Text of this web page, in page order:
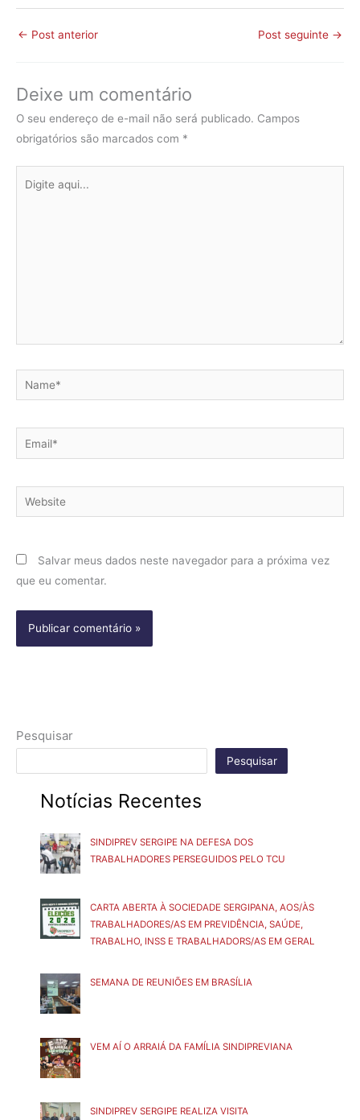
← Post anterior Post seguinte →
Deixe um comentário
O seu endereço de e-mail não será publicado. Campos
obrigatórios são marcados com *
aqui...
Name*
Email*
Website
Salvar meus dados neste navegador para a próxima vez
que eu comentar.
Pesquisar
Pesquisar
Notícias Recentes
SINDIPREV SERGIPE NA DEFESA DOS
TRABALHADORES PERSEGUIDOS PELO TCU
CARTA ABERTA À SOCIEDADE SERGIPANA, AOS/ÀS
TRABALHADORES/AS EM PREVIDÊNCIA, SAÚDE,
TRABALHO, INSS E TRABALHADORS/AS EM GERAL
SEMANA DE REUNIÕES EM BRASÍLIA
VEM AÍ O ARRAIÁ DA FAMÍLIA SINDIPREVIANA
SINDIPREV SERGIPE REALIZA VISITA